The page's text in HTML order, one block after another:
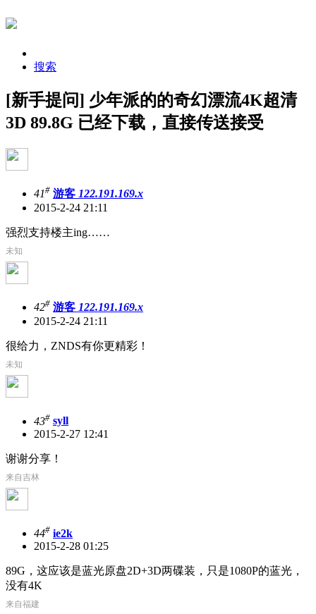
搜索
[新手提问] 少年派的的奇幻漂流4K超清
3D 89.8G 已经下载，直接传送接受
41# 游客 122.191.169.x
2015-2-24 21:11
强烈支持楼主ing……
未知
42# 游客 122.191.169.x
2015-2-24 21:11
很给力，ZNDS有你更精彩！
未知
43# syll
2015-2-27 12:41
谢谢分享！
来自吉林
44# ie2k
2015-2-28 01:25
89G，这应该是蓝光原盘2D+3D两碟装，只是1080P的蓝光，
没有4K
来自福建